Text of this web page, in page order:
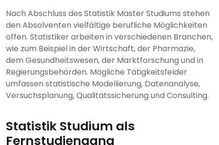
Nach Abschluss des Statistik Master Studiums stehen
den Absolventen vielfältige berufliche Möglichkeiten
offen. Statistiker arbeiten in verschiedenen Branchen,
wie zum Beispiel in der Wirtschaft, der Pharmazie,
dem Gesundheitswesen, der Marktforschung und in
Regierungsbehörden. Mögliche Tätigkeitsfelder
umfassen statistische Modellierung, Datenanalyse,
Versuchsplanung, Qualitätssicherung und Consulting.
Statistik Studium als
Fernstudiengang